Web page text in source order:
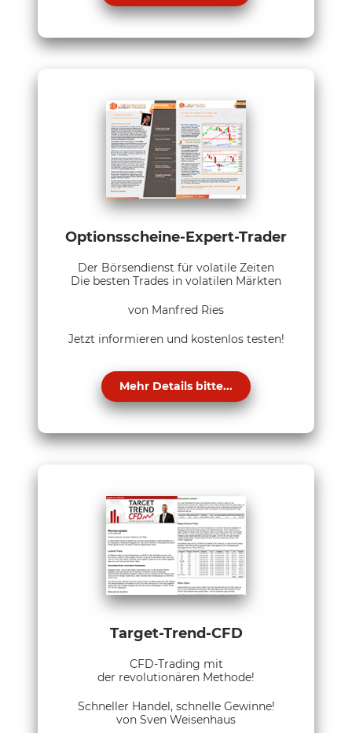
Optionsscheine-Expert-Trader
Der Börsendienst für volatile Zeiten
Die besten Trades in volatilen Märkten
von Manfred Ries
Jetzt informieren und kostenlos testen!
Mehr Details bitte...
Target-Trend-CFD
CFD-Trading mit
der revolutionären Methode!
Schneller Handel, schnelle Gewinne!
von Sven Weisenhaus